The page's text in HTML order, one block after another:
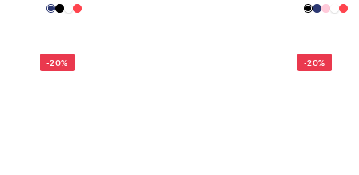
South West har en
-20% -20%